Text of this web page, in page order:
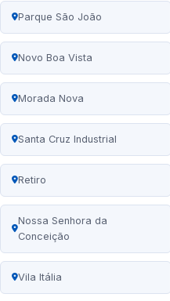
Parque São João
Novo Boa Vista
Morada Nova
Santa Cruz Industrial
Retiro
Nossa Senhora da
Conceição
Vila Itália